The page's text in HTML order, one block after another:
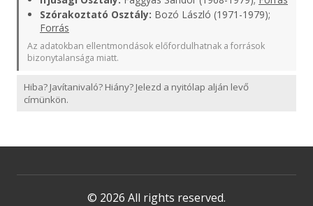
Szórakoztató Osztály: Bozó László (1971-1979);
Forrás
Az adatokban ellentmondások előfordulhatnak a források
bizonytalansága miatt.
Hiba? Javítanivaló? Hiány? Jelezd a nyitólap alján levő
címünkön.
© 2026 All rights reserved.